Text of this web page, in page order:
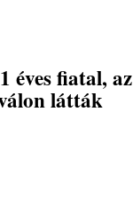
éves fiatal, az
látták